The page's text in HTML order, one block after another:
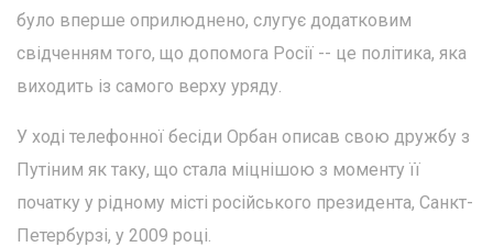
було вперше оприлюднено, слугує додатковим
свідченням того, що допомога Росії -- це політика, яка
виходить із самого верху уряду.
У ході телефонної бесіди Орбан описав свою дружбу з
Путіним як таку, що стала міцнішою з моменту її
початку у рідному місті російського президента, Санкт-
Петербурзі, у 2009 році.